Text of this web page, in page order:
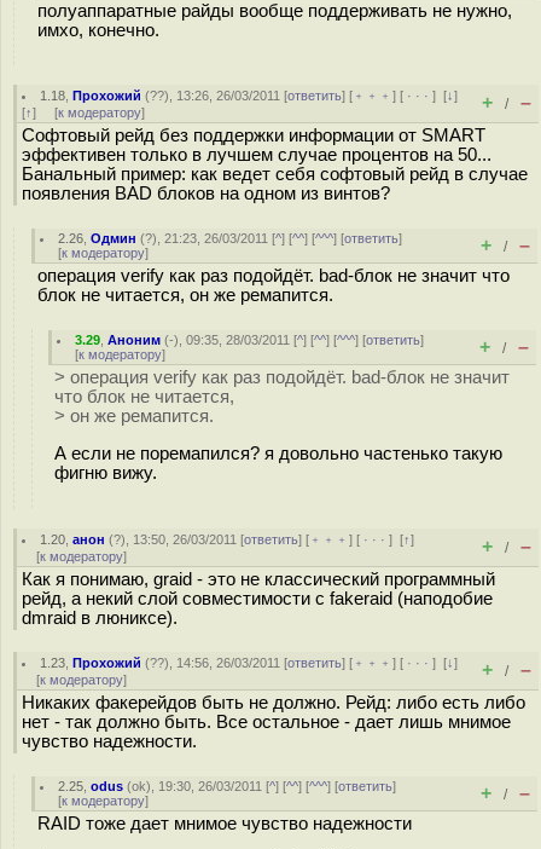
полуаппаратные райды вообще поддерживать не нужно,
имхо, конечно.
1.18 ,Прохожий (??), 13:26, 26/03/2011 [ответить] [ ﹢﹢﹢] [ · · ·][↓]
[↑] [к модератору] + / –
Софтовый рейд без поддержки информации от SMART
эффективен только в лучшем случае процентов на 50...
Банальный пример: как ведет себя софтовый рейд в случае
появления BAD блоков на одном из винтов?
2.26 ,Одмин (?), 21:23, 26/03/2011 [^] [^^] [^^^] [ответить]
[к модератору] + / –
операция verify как раз подойдёт. bad-блок не значит что
блок не читается, он же ремапится.
3.29 ,Аноним (-), 09:35, 28/03/2011 [^] [^^] [^^^] [ответить]
[к модератору] + / –
> операция verify как раз подойдёт. bad-блок не значит
что блок не читается,
> он же ремапится.
А если не поремапился? я довольно частенько такую
фигню вижу.
1.20 ,анон (?), 13:50, 26/03/2011 [ответить] [ ﹢﹢﹢] [ · · ·][↑]
[к модератору] + / –
Как я понимаю, graid - это не классический программный
рейд, а некий слой совместимости с fakeraid (наподобие
dmraid в люниксе).
1.23 ,Прохожий (??), 14:56, 26/03/2011 [ответить] [ ﹢﹢﹢] [ · · ·][↓]
[к модератору] + / –
Никаких факерейдов быть не должно. Рейд: либо есть либо
нет - так должно быть. Все остальное - дает лишь мнимое
чувство надежности.
2.25 ,odus (ok), 19:30, 26/03/2011 [^] [^^] [^^^] [ответить]
[к модератору] + / –
RAID тоже дает мнимое чувство надежности